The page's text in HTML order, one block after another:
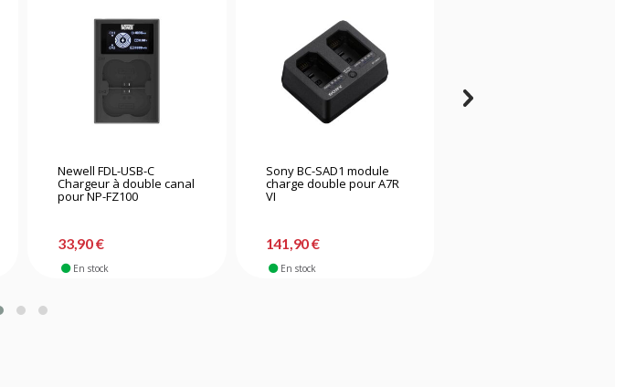
Newell FDL-USB-C
Chargeur à double canal
pour NP-FZ100
33,90 €
En stock
Sony BC-SAD1 module
charge double pour A7R
VI
141,90 €
En stock